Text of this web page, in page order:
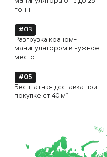
манипуляторы от 3 до 25
тонн
#03
Разгрузка краном-
манипулятором в нужное
место
#05
Бесплатная доставка при
покупке от 40 м³